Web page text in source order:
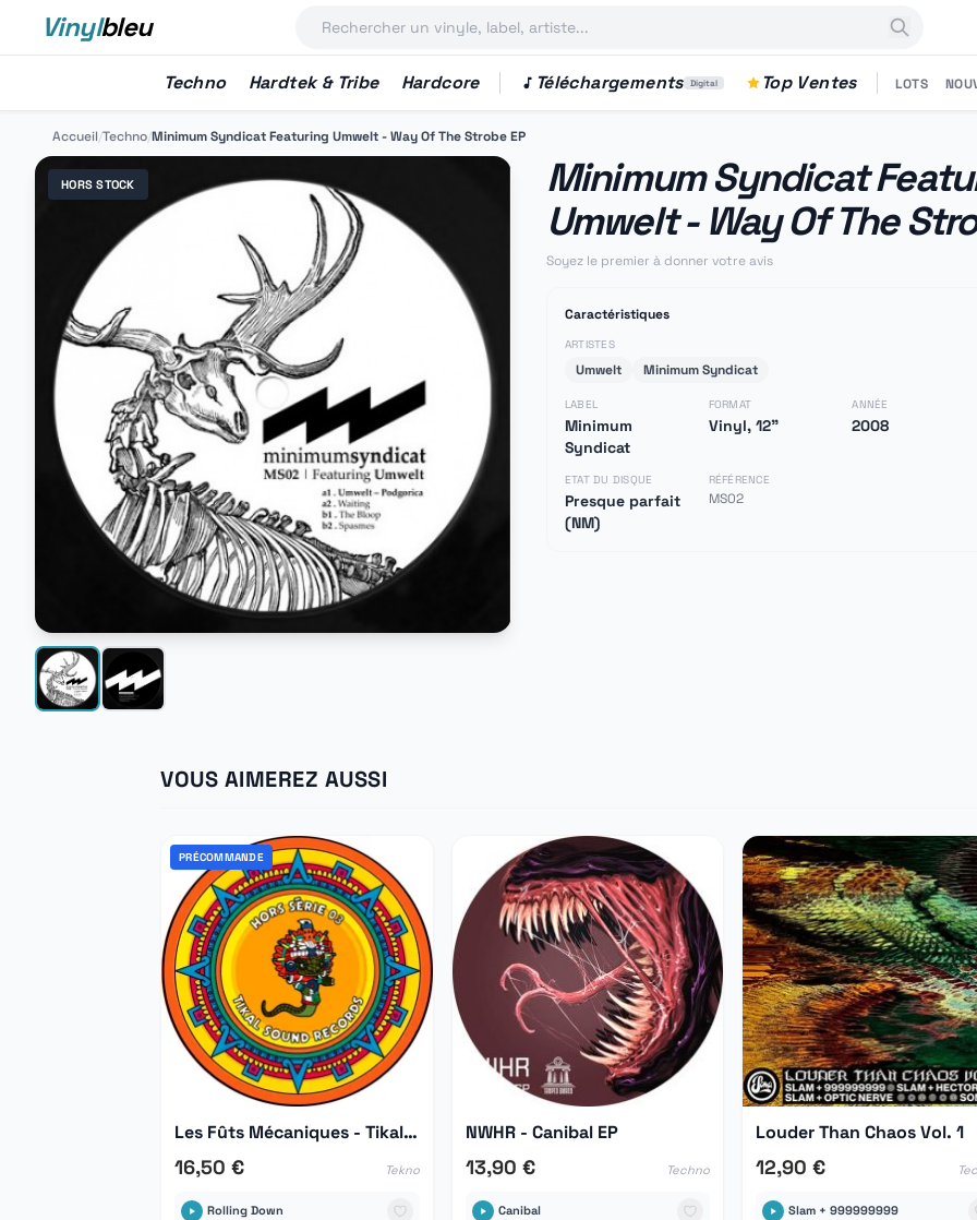
Vinylbleu
Techno Hardtek & Tribe Hardcore Téléchargements Digital Top Ventes LOTS
Accueil/Techno/Minimum Syndicat Featuring Umwelt - Way Of The Strobe EP
HORS STOCK
Minimum Syndicat
Umwelt - Way Of The
Soyez le premier à donner votre avis
Caractéristiques
ARTISTES
Umwelt Minimum Syndicat
LABEL
Minimum
Syndicat
FORMAT
Vinyl, 12"
ANNÉE
2008
ETAT DU DISQUE
Presque parfait
(NM)
RÉFÉRENCE
MS02
VOUS AIMEREZ AUSSI
PRÉCOMMANDE
Les Fûts Mécaniques - Tikal Hors Série 03
16,50 € Tekno
Rolling Down
NWHR - Canibal EP
13,90 € Techno
Canibal
Louder Than Chaos Vol. 1
12,90 €
Slam + 999999999